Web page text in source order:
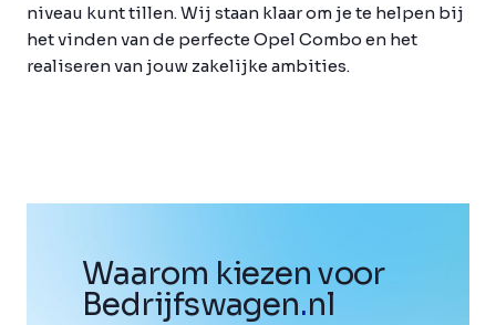
niveau kunt tillen. Wij staan klaar om je te helpen bij
het vinden van de perfecte Opel Combo en het
realiseren van jouw zakelijke ambities.
Waarom kiezen voor
Bedrijfswagen.nl